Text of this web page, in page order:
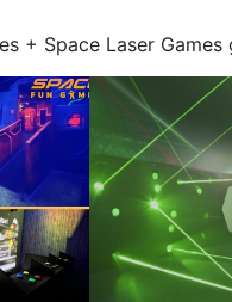
+ Space Laser Games